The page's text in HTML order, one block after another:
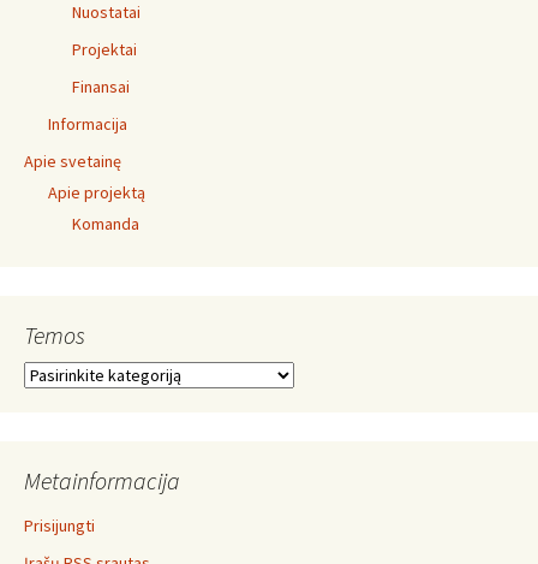
Nuostatai
Projektai
Finansai
Informacija
Apie svetainę
Apie projektą
Komanda
Temos
Temos
Metainformacija
Prisijungti